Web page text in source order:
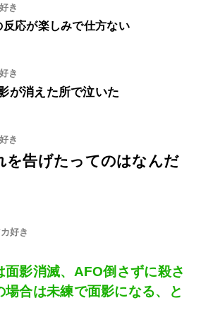
き
応が楽しみで仕方ない
き
が消えた所で泣いた
き
を告げたってのはなんだ
好き
面影消滅、AFO倒さずに殺さ
場合は未練で面影になる、と